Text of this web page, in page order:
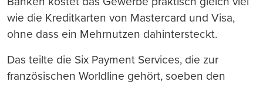
wie die Kreditkarten von Mastercard und Visa,
ohne dass ein Mehrnutzen dahintersteckt.
Das teilte die Six Payment Services, die zur
französischen Worldline gehört, soeben den